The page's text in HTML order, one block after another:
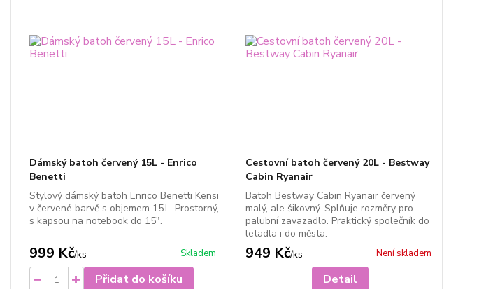
Dámský batoh červený 15L - Enrico
Benetti
Stylový dámský batoh Enrico Benetti Kensi
v červené barvě s objemem 15 L. Prostorný,
s kapsou na notebook do 15".
999 Kč/ks Skladem
Přidat do košíku
Cestovní batoh červený 20L - Bestway
Cabin Ryanair
Batoh Bestway Cabin Ryanair červený
malý, ale šikovný. Splňuje rozměry pro
palubní zavazadlo. Praktický společník do
letadla i do města.
949 Kč/ks Není skladem
Detail